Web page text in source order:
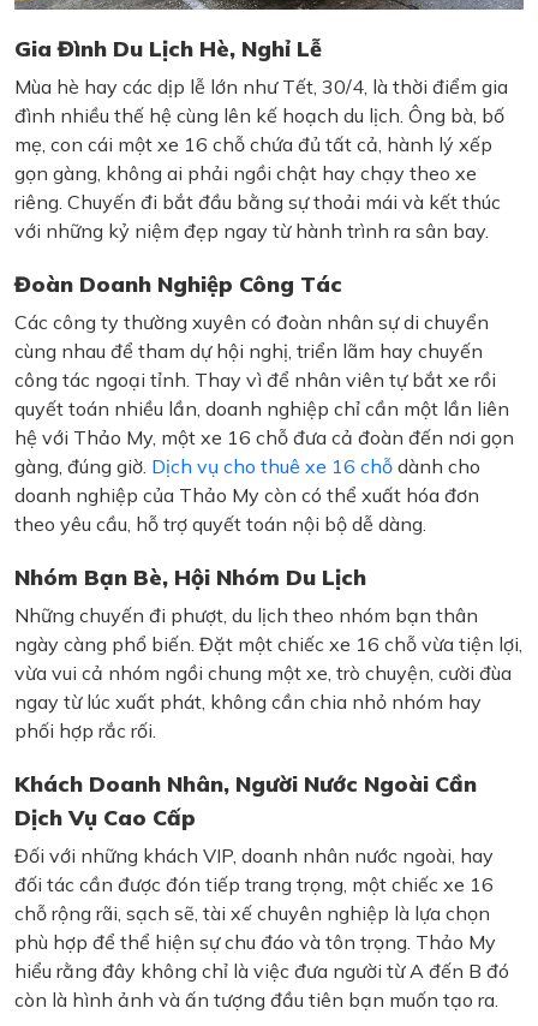
Gia Đình Du Lịch Hè, Nghỉ Lễ
Mùa hè hay các dịp lễ lớn như Tết, 30/4, là thời điểm gia
đình nhiều thế hệ cùng lên kế hoạch du lịch. Ông bà, bố
mẹ, con cái một xe 16 chỗ chứa đủ tất cả, hành lý xếp
gọn gàng, không ai phải ngồi chật hay chạy theo xe
riêng. Chuyến đi bắt đầu bằng sự thoải mái và kết thúc
với những kỷ niệm đẹp ngay từ hành trình ra sân bay.
Đoàn Doanh Nghiệp Công Tác
Các công ty thường xuyên có đoàn nhân sự di chuyển
cùng nhau để tham dự hội nghị, triển lãm hay chuyến
công tác ngoại tỉnh. Thay vì để nhân viên tự bắt xe rồi
quyết toán nhiều lần, doanh nghiệp chỉ cần một lần liên
hệ với Thảo My, một xe 16 chỗ đưa cả đoàn đến nơi gọn
gàng, đúng giờ. Dịch vụ cho thuê xe 16 chỗ dành cho
doanh nghiệp của Thảo My còn có thể xuất hóa đơn
theo yêu cầu, hỗ trợ quyết toán nội bộ dễ dàng.
Nhóm Bạn Bè, Hội Nhóm Du Lịch
Những chuyến đi phượt, du lịch theo nhóm bạn thân
ngày càng phổ biến. Đặt một chiếc xe 16 chỗ vừa tiện lợi,
vừa vui cả nhóm ngồi chung một xe, trò chuyện, cười đùa
ngay từ lúc xuất phát, không cần chia nhỏ nhóm hay
phối hợp rắc rối.
Khách Doanh Nhân, Người Nước Ngoài Cần
Dịch Vụ Cao Cấp
Đối với những khách VIP, doanh nhân nước ngoài, hay
đối tác cần được đón tiếp trang trọng, một chiếc xe 16
chỗ rộng rãi, sạch sẽ, tài xế chuyên nghiệp là lựa chọn
phù hợp để thể hiện sự chu đáo và tôn trọng. Thảo My
hiểu rằng đây không chỉ là việc đưa người từ A đến B đó
còn là hình ảnh và ấn tượng đầu tiên bạn muốn tạo ra.